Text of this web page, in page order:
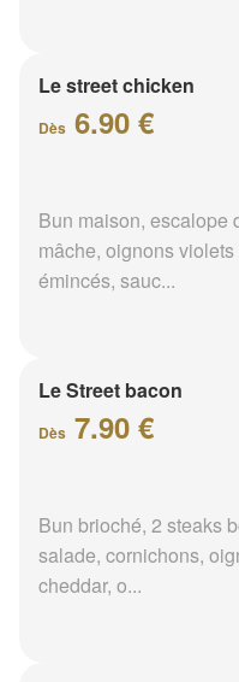
Le street chicken
Dès 6.90 €
Bun maison, escalope
mâche, oignons
émincés, sauc...
Le Street bacon
Dès 7.90 €
Bun brioché, 2 steaks
salade, cornichons,
cheddar, o...